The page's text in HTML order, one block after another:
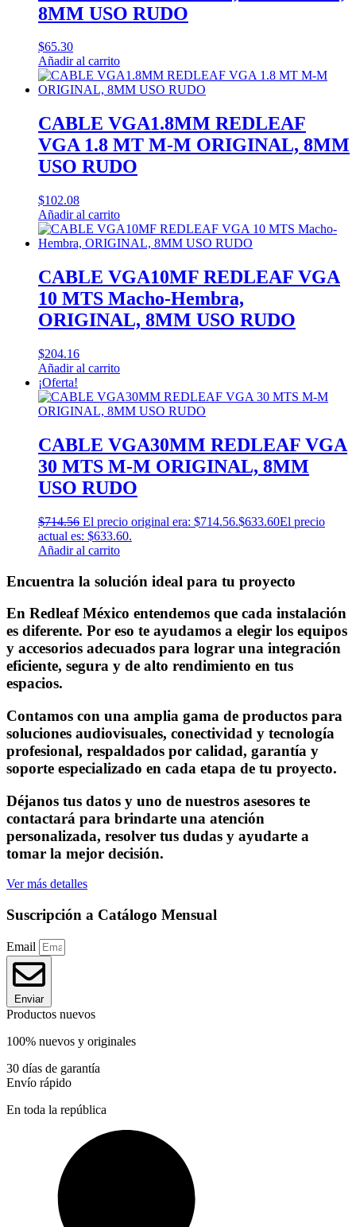
8MM USO RUDO
$65.30
Añadir al carrito
CABLE VGA1.8MM REDLEAF
VGA 1.8 MT M-M ORIGINAL, 8MM
USO RUDO
$102.08
Añadir al carrito
CABLE VGA10MF REDLEAF VGA
10 MTS Macho-Hembra,
ORIGINAL, 8MM USO RUDO
$204.16
Añadir al carrito
¡Oferta!
CABLE VGA30MM REDLEAF VGA
30 MTS M-M ORIGINAL, 8MM
USO RUDO
$714.56 El precio original era: $714.56.$633.60El precio
actual es: $633.60.
Añadir al carrito
Encuentra la solución ideal para tu proyecto
En Redleaf México entendemos que cada instalación
es diferente. Por eso te ayudamos a elegir los equipos
y accesorios adecuados para lograr una integración
eficiente, segura y de alto rendimiento en tus
espacios.
Contamos con una amplia gama de productos para
soluciones audiovisuales, conectividad y tecnología
profesional, respaldados por calidad, garantía y
soporte especializado en cada etapa de tu proyecto.
Déjanos tus datos y uno de nuestros asesores te
contactará para brindarte una atención
personalizada, resolver tus dudas y ayudarte a
tomar la mejor decisión.
Ver más detalles
Suscripción a Catálogo Mensual
Email
Enviar
Productos nuevos
100% nuevos y originales
30 días de garantía
Envío rápido
En toda la república